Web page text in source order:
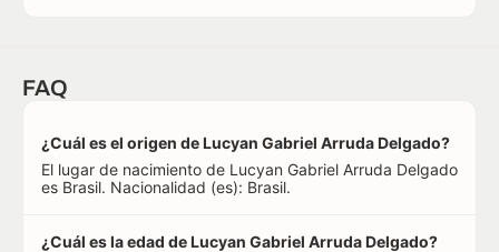
FAQ
¿Cuál es el origen de Lucyan Gabriel Arruda Delgado?
El lugar de nacimiento de Lucyan Gabriel Arruda Delgado
es Brasil. Nacionalidad (es): Brasil.
¿Cuál es la edad de Lucyan Gabriel Arruda Delgado?